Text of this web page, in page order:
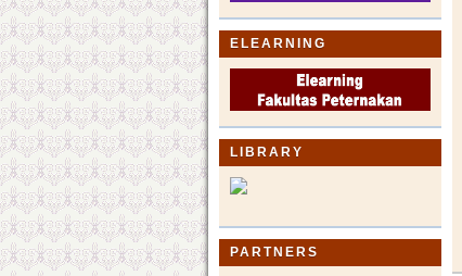
ELEARNING
LIBRARY
PARTNERS